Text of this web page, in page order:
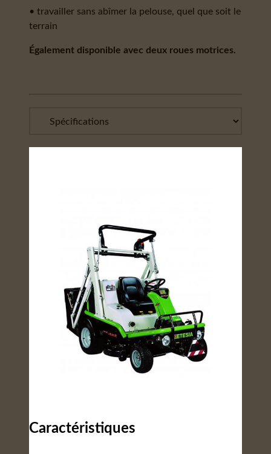
• travailler sans abîmer la pelouse, quel que soit le
terrain
Également disponible avec deux roues motrices.
Caractéristiques